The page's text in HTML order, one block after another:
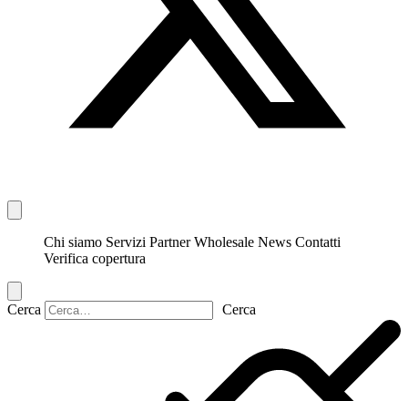
Chi siamo Servizi Partner Wholesale News Contatti
Verifica copertura
Cerca Cerca